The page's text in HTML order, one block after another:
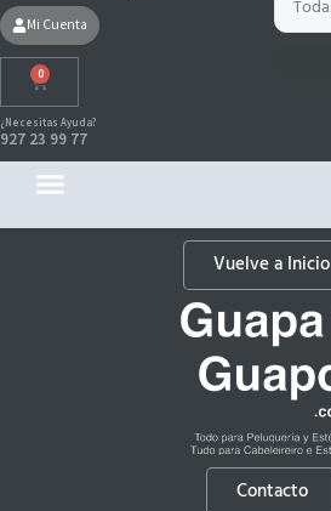
Mi Cuenta
0
Carrito
¿Necesitas Ayuda?
927 23 99 77
Vuelve a Inicio
Contacto